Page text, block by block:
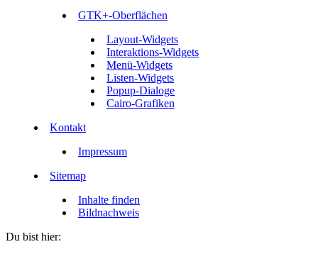
GTK+-Oberflächen
Layout-Widgets
Interaktions-Widgets
Menü-Widgets
Listen-Widgets
Popup-Dialoge
Cairo-Grafiken
Kontakt
Impressum
Sitemap
Inhalte finden
Bildnachweis
Du bist hier: